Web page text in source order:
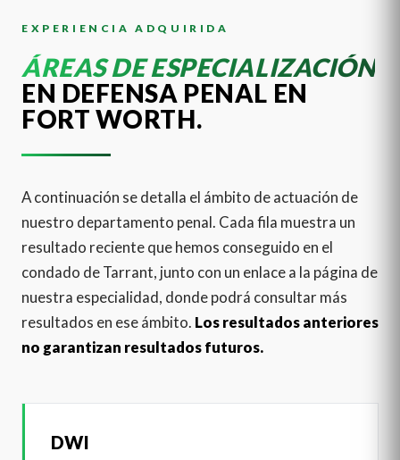
EXPERIENCIA ADQUIRIDA
ÁREAS DE ESPECIALIZACIÓN
EN DEFENSA PENAL EN
FORT WORTH.
A continuación se detalla el ámbito de actuación de
nuestro departamento penal. Cada fila muestra un
resultado reciente que hemos conseguido en el
condado de Tarrant, junto con un enlace a la página de
nuestra especialidad, donde podrá consultar más
resultados en ese ámbito. Los resultados anteriores
no garantizan resultados futuros.
DWI